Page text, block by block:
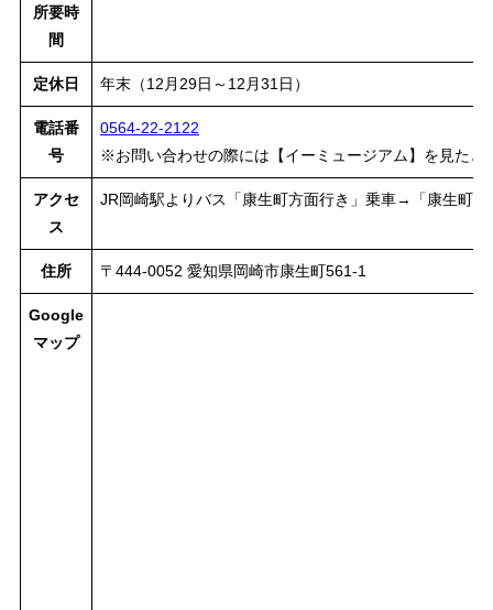
所要時
間
定休日 年末（12月29日～12月31日）
電話番
号
0564-22-2122
※お問い合わせの際には【イーミュージアム】を見たと
アクセ
ス
JR岡崎駅よりバス「康生町方面行き」乗車→「康生町
住所 〒444-0052 愛知県岡崎市康生町561-1
Google
マップ